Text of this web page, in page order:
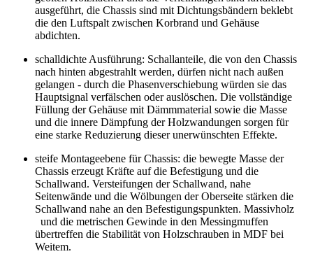
ausgeführt, die Chassis sind mit Dichtungsbändern beklebt
die den Luftspalt zwischen Korbrand und Gehäuse
abdichten.
schalldichte Ausführung: Schallanteile, die von den Chassis
nach hinten abgestrahlt werden, dürfen nicht nach außen
gelangen - durch die Phasenverschiebung würden sie das
Hauptsignal verfälschen oder auslöschen. Die vollständige
Füllung der Gehäuse mit Dämmmaterial sowie die Masse
und die innere Dämpfung der Holzwandungen sorgen für
eine starke Reduzierung dieser unerwünschten Effekte.
steife Montageebene für Chassis: die bewegte Masse der
Chassis erzeugt Kräfte auf die Befestigung und die
Schallwand. Versteifungen der Schallwand, nahe
Seitenwände und die Wölbungen der Oberseite stärken die
Schallwand nahe an den Befestigungspunkten. Massivholz
und die metrischen Gewinde in den Messingmuffen
übertreffen die Stabilität von Holzschrauben in MDF bei
Weitem.